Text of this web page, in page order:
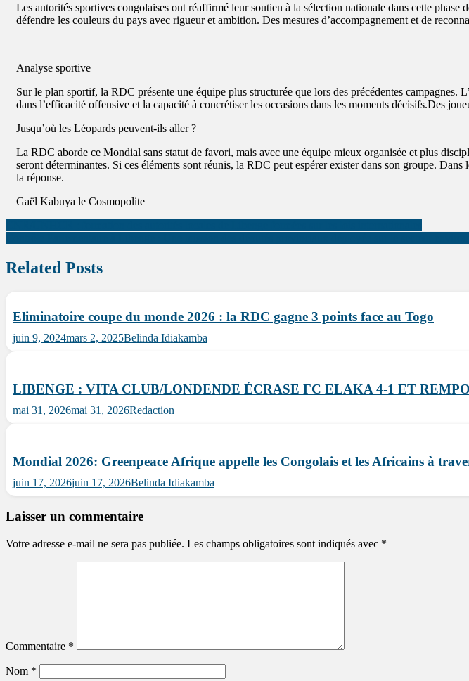
Les autorités sportives congolaises ont réaffirmé leur soutien à la sélection nationale dans cette
défendre les couleurs du pays avec rigueur et ambition. Des mesures d’accompagnement et de
Analyse sportive
Sur le plan sportif, la RDC présente une équipe plus structurée que lors des précédentes
dans l’efficacité offensive et la capacité à concrétiser les occasions dans les moments décisifs.Des
Jusqu’où les Léopards peuvent-ils aller ?
La RDC aborde ce Mondial sans statut de favori, mais avec une équipe mieux organisée et plus
seront déterminantes. Si ces éléments sont réunis, la RDC peut espérer exister dans son groupe.
la réponse.
Gaël Kabuya le Cosmopolite
Related Posts
Eliminatoire coupe du monde 2026 : la RDC gagne 3 points face au Togo
juin 9, 2024mars 2, 2025Belinda Idiakamba
LIBENGE : VITA CLUB/LONDENDE ÉCRASE FC ELAKA 4-1 ET
mai 31, 2026mai 31, 2026Redaction
Mondial 2026: Greenpeace Afrique appelle les Congolais et les Africains à
juin 17, 2026juin 17, 2026Belinda Idiakamba
Laisser un commentaire
Votre adresse e-mail ne sera pas publiée. Les champs obligatoires sont indiqués avec *
Commentaire *
Nom *